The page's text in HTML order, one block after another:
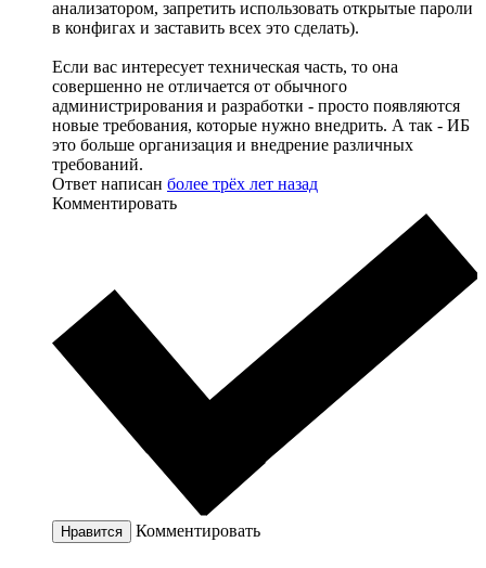
анализатором, запретить использовать открытые пароли
в конфигах и заставить всех это сделать).
Если вас интересует техническая часть, то она
совершенно не отличается от обычного
администрирования и разработки - просто появляются
новые требования, которые нужно внедрить. А так - ИБ
это больше организация и внедрение различных
требований.
Ответ написан более трёх лет назад
Комментировать
Нравится Комментировать